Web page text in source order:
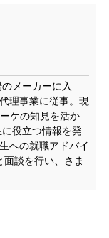
メーカーに入
理事業に従事。現
ケの知見を活か
役立つ情報を発
への就職アドバイ
談を行い、さま